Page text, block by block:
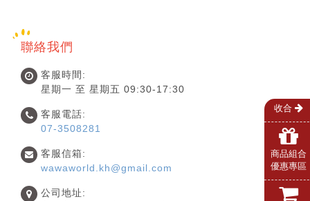
聯絡我們
客服時間:
星期一 至 星期五 09:30-17:30
客服電話:
07-3508281
客服信箱:
wawaworld.kh@gmail.com
公司地址:
收合
商品組合
優惠專區